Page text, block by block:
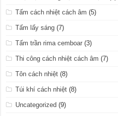
Tấm cách nhiệt cách âm (5)
Tấm lấy sáng (7)
Tấm trần rima cemboar (3)
Thi công cách nhiệt cách âm (7)
Tôn cách nhiệt (8)
Túi khí cách nhiệt (8)
Uncategorized (9)